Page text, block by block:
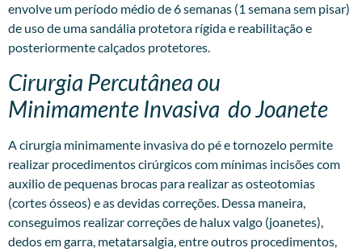
envolve um período médio de 6 semanas (1 semana sem pisar)
de uso de uma sandália protetora rígida e reabilitação e
posteriormente calçados protetores.
Cirurgia Percutânea ou
Minimamente Invasiva do Joanete
Acirurgia minimamente invasivado pé e tornozelo permite
realizar procedimentos cirúrgicos com mínimas incisões com
auxilio de pequenas brocas para realizar as osteotomias
(cortes ósseos) e as devidas correções. Dessa maneira,
conseguimos realizar correções de halux valgo (joanetes),
dedos em garra, metatarsalgia, entre outros procedimentos,